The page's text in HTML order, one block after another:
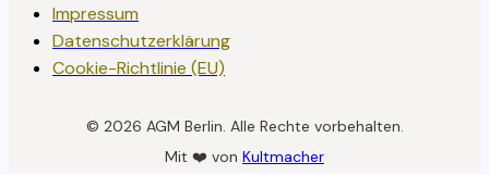
Impressum
Datenschutzerklärung
Cookie-Richtlinie (EU)
© 2026 AGM Berlin. Alle Rechte vorbehalten.
Mit ❤️ von Kultmacher